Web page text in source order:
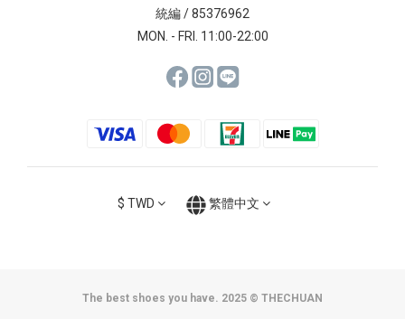
統編 / 85376962
MON. - FRI. 11:00-22:00
$ TWD 繁體中文
The best shoes you have. 2025 © THECHUAN